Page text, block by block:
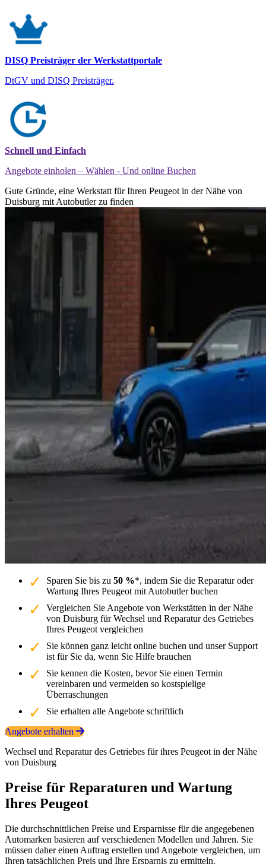
DISQ Preisträger der Werkstattportale
DtGV und DISQ Preisträger.
Schnell und Einfach
Angebote einholen – Wählen - Und online Buchen
Gute Gründe, eine Werkstatt für Ihren Peugeot in der Nähe von
Duisburg mit Autobutler zu finden
Sparen Sie bis zu 50 %*, indem Sie die Reparatur oder
Wartung Ihres Peugeot mit Autobutler buchen
Vergleichen Sie Angebote von Werkstätten in der Nähe
von Duisburg für Wechsel und Reparatur des Getriebes
Ihres Peugeot vergleichen
Sie können ganz leicht online buchen und unser Support
ist für Sie da, wenn Sie Hilfe brauchen
Sie kennen die Kosten, bevor Sie einen Termin
vereinbaren und vermeiden so kostspielige
Überraschungen
Sie erhalten alle Angebote schriftlich
Angebote erhalten
Wechsel und Reparatur des Getriebes für ihres Peugeot in der Nähe
von Duisburg
Preise für Reparaturen und Wartung
Ihres Peugeot
Die durchschnittlichen Preise und Ersparnisse für die angegebenen
Automarken basieren auf verschiedenen Modellen und Jahren. Sie
müssen daher einen Auftrag erstellen und Angebote vergleichen, um
Ihren tatsächlichen Preis und Ihre Ersparnis zu ermitteln.